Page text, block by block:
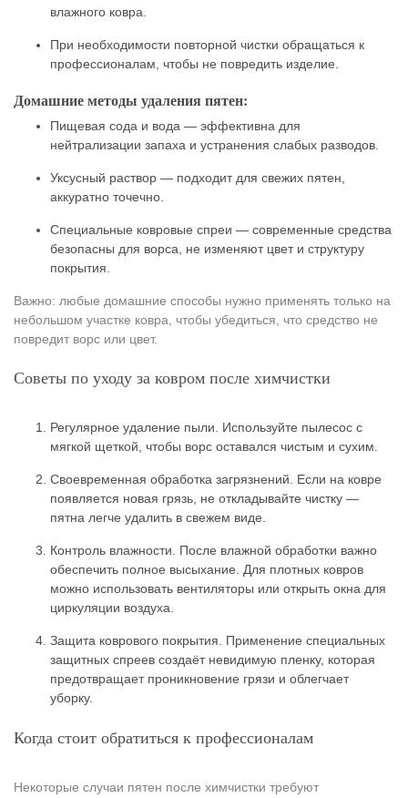
влажного ковра.
При необходимости повторной чистки обращаться к
профессионалам, чтобы не повредить изделие.
Домашние методы удаления пятен:
Пищевая сода и вода — эффективна для
нейтрализации запаха и устранения слабых разводов.
Уксусный раствор — подходит для свежих пятен,
аккуратно точечно.
Специальные ковровые спреи — современные средства
безопасны для ворса, не изменяют цвет и структуру
покрытия.
Важно: любые домашние способы нужно применять только на
небольшом участке ковра, чтобы убедиться, что средство не
повредит ворс или цвет.
Советы по уходу за ковром после химчистки
Регулярное удаление пыли. Используйте пылесос с
мягкой щеткой, чтобы ворс оставался чистым и сухим.
Своевременная обработка загрязнений. Если на ковре
появляется новая грязь, не откладывайте чистку —
пятна легче удалить в свежем виде.
Контроль влажности. После влажной обработки важно
обеспечить полное высыхание. Для плотных ковров
можно использовать вентиляторы или открыть окна для
циркуляции воздуха.
Защита коврового покрытия. Применение специальных
защитных спреев создаёт невидимую пленку, которая
предотвращает проникновение грязи и облегчает
уборку.
Когда стоит обратиться к профессионалам
Некоторые случаи пятен после химчистки требуют